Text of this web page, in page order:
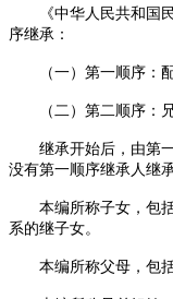
《中华人民共和国
序继承：
（一）第一顺序：
（二）第二顺序：
继承开始后，由第
没有第一顺序继承人继
本编所称子女，包
系的继子女。
本编所称父母，包